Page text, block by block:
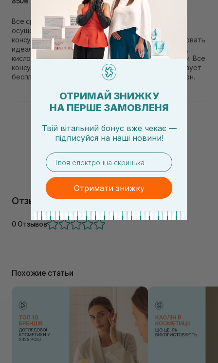
Все средства можно заказать на нашем сайте. Мы
осуществляем отправку ежедневно, а наши
консультанты помогут составить рутину и посоветовать
идеальные сочетания активных веществ: ретинола,
кислот, ниацинамида для потребностей вашей кожи. Все
консультации бесплатные, кроме того, у нас действует
бесплатная доставка при заказе товаров от 2000 грн.
Отзывы
0 Отзывов
Похожие статьи
ОТРИМАЙ ЗНИЖКУ
НА ПЕРШЕ ЗАМОВЛЕНЯ
Твій вітальний бонус вже чекає —
підписуйся на наші новини!
email
Отримати знижку